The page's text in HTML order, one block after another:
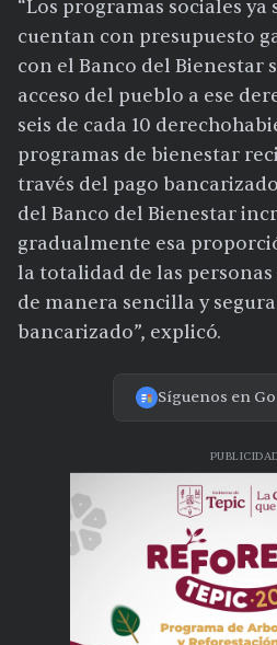
“Los programas sociales
cuentan con presupuesto
con el Banco del Bienestar
acceso del pueblo a ese
seis de cada 10
programas de bienestar
través del pago
del Banco del Bienestar
gradualmente esa
la totalidad de las
de manera sencilla y
bancarizado”, explicó.
Síguenos en